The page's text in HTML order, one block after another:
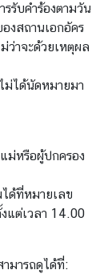
รับคำร้องตามวัน
งสถานเอกอัคร
ว่าจะด้วยเหตุผล
ม่ได้นัดหมายมา
หรือผู้ปกครอง
ด้ที่หมายเลข
แต่เวลา 14.00
มารถดูได้ที่: